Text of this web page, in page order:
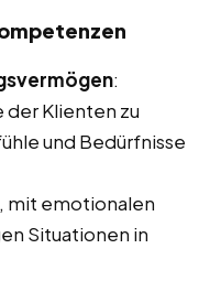
:
der Klienten zu
und Bedürfnisse
mit emotionalen
Situationen in